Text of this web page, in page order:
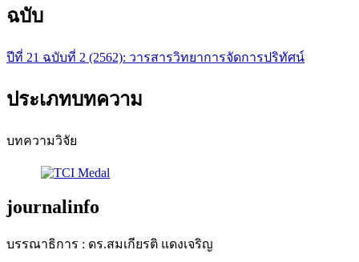
ฉบับ
ปีที่ 21 ฉบับที่ 2 (2562): วารสารวิทยาการจัดการปริทัศน์
ประเภทบทความ
บทความวิจัย
journalinfo
บรรณาธิการ : ดร.สมเกียรติ แดงเจริญ